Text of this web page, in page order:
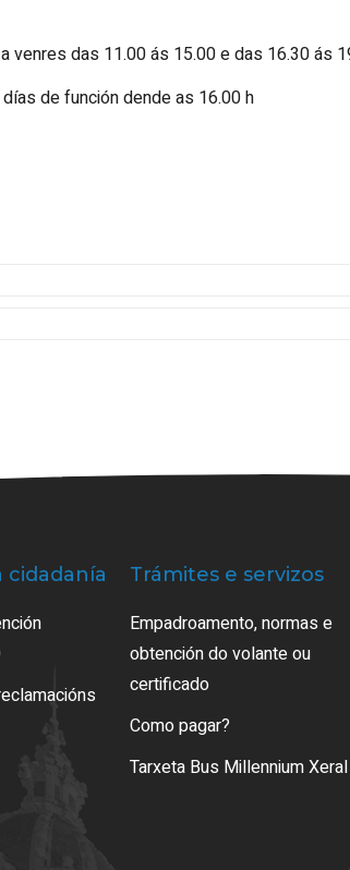
venres das 11.00 ás 15.00 e das 16.30 ás
de función dende as 16.00 h
cidadanía Trámites e servizos
Empadroamento, normas e
obtención do volante ou
certificado
Como pagar?
Tarxeta Bus Millennium Xeral